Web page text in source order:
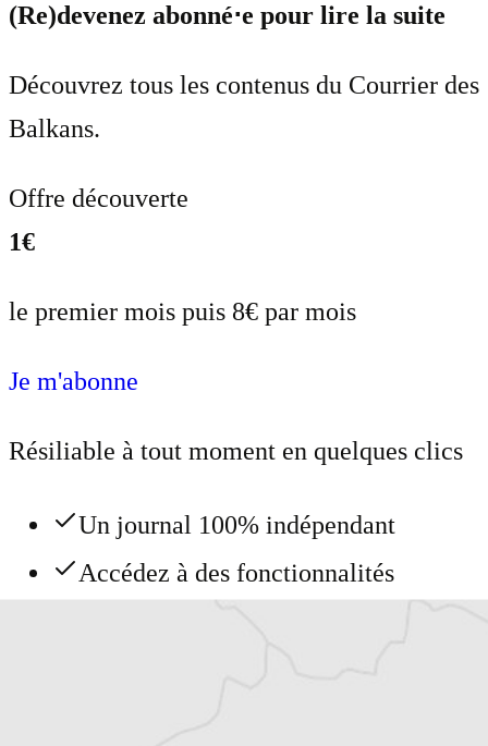
(Re)devenez abonné⋅e pour lire la suite
Découvrez tous les contenus du Courrier des
Balkans.
Offre découverte
1€
le premier mois puis 8€ par mois
Je m'abonne
Résiliable à tout moment en quelques clics
Un journal 100% indépendant
Accédez à des fonctionnalités